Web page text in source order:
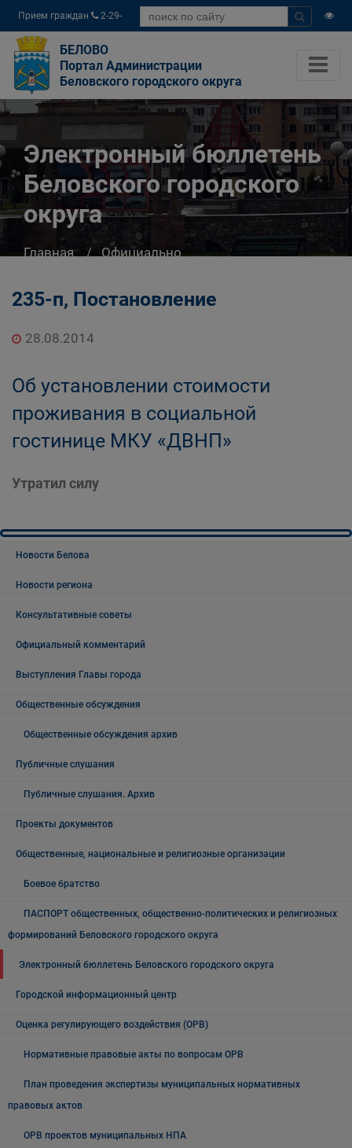
Прием граждан
2-29-
04
БЕЛОВО
Портал Администрации
Беловского городского округа
Электронный бюллетень
Беловского городского
округа
Главная
Официально
городского округа
235-п, Постановление
28.08.2014
Об установлении стоимости
проживания в социальной
гостинице МКУ «ДВНП»
Утратил силу
Новости Белова
Новости региона
Консультативные советы
Официальный комментарий
Выступления Главы города
Общественные обсуждения
Общественные обсуждения архив
Публичные слушания
Публичные слушания. Архив
Проекты документов
Общественные, национальные и религиозные организации
Боевое братство
ПАСПОРТ общественных, общественно-политических и религиозных
формирований Беловского городского округа
Электронный бюллетень Беловского городского округа
Городской информационный центр
Оценка регулирующего воздействия (ОРВ)
Нормативные правовые акты по вопросам ОРВ
План проведения экспертизы муниципальных нормативных
правовых актов
ОРВ проектов муниципальных НПА